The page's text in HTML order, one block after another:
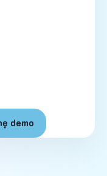
demo